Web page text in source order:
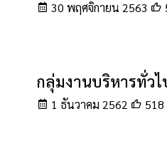
30 พฤศจิกายน 2563
กลุ่มงานบริหารทั่วไ
1 ธันวาคม 2562 518